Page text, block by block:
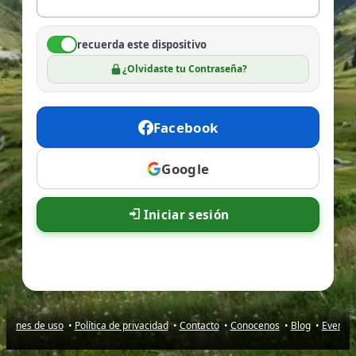
recuerda este dispositivo
¿Olvidaste tu Contraseña?
Facebook
Google
Iniciar sesión
de uso• Política de privacidad• Contacto• Conocenos • Blog• Eventos